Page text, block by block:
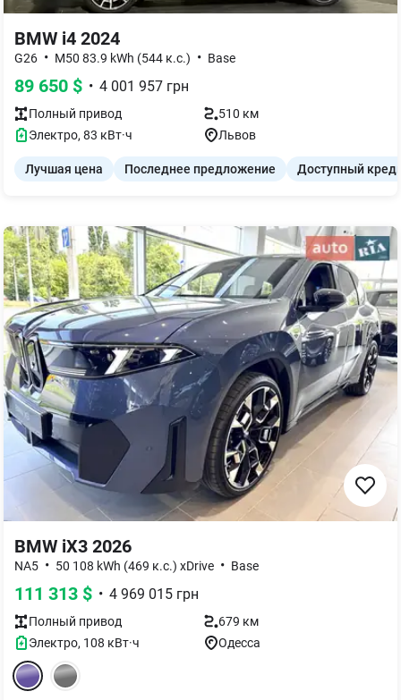
BMW i4 2024
G26 • M50 83.9 kWh (544 к.с.) • Base
89 650 $ • 4 001 957 грн
Полный привод
510 км
Электро, 83 кВт·ч Львов
Лучшая цена Последнее предложение Доступный
BMW iX3 2026
NA5 • 50 108 kWh (469 к.с.) xDrive • Base
111 313 $ • 4 969 015 грн
Полный привод
679 км
Электро, 108 кВт·ч Одесса